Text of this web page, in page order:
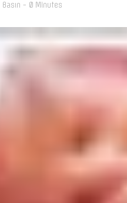
Basın - 0 Minutes